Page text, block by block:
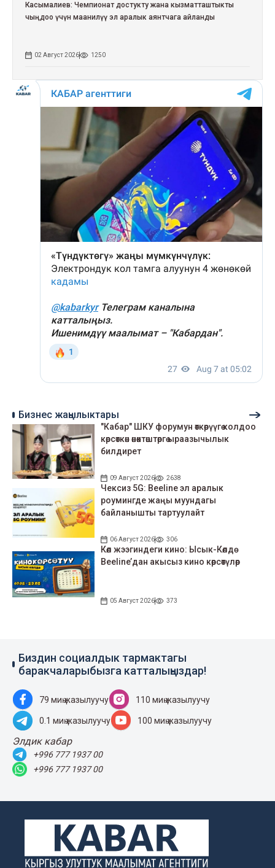
Касымалиев: Чемпионат достукту жана кызматташтыкты
чыңдоо үчүн маанилүү эл аралык аянтчага айланды
02 Август 2026 1250
Бизнес жаңылыктары
"Кабар" ШКУ форумун өткөрүүгө колдоо
көрсөткөн өнөктөштөргө ыраазычылык
билдирет
09 Август 2026 2638
Чексиз 5G: Beeline эл аралык
роумингде жаңы муундагы
байланышты тартуулайт
06 Август 2026 306
Көл жээгиндеги кино: Ысык-Көлдө
Beeline’дан акысыз кино көрсөтүлөр
05 Август 2026 373
Биздин социалдык тармактагы
баракчаларыбызга катталыңыздар!
79 миң жазылуучу 110 миң жазылуучу
0.1 миң жазылуучу 100 миң жазылуучу
Элдик кабар
+996 777 1937 00
+996 777 1937 00